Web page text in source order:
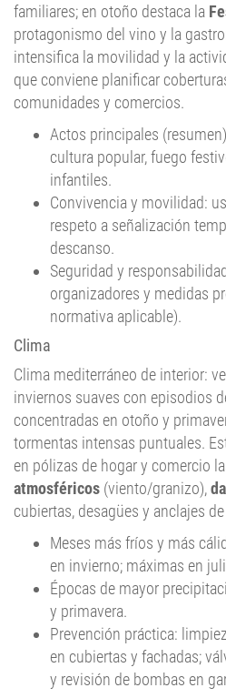
familiares; en otoño destaca la
protagonismo del vino y la
intensifica la movilidad y la
que conviene planificar
comunidades y comercios.
Actos principales
cultura popular, fuego
infantiles.
Convivencia y movilidad:
respeto a señalización
descanso.
Seguridad y
organizadores y medidas
normativa aplicable).
Clima
Clima mediterráneo de interior:
inviernos suaves con episodios
concentradas en otoño y
tormentas intensas puntuales.
en pólizas de hogar y comercio
atmosféricos (viento/granizo),
cubiertas, desagües y anclajes
Meses más fríos y más
en invierno; máximas en
Épocas de mayor
y primavera.
Prevención práctica:
en cubiertas y fachadas;
y revisión de bombas en